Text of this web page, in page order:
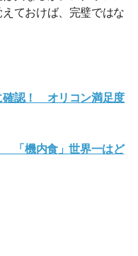
ておけば、完璧ではな
確認！ オリコン満足度
「機内食」世界一はど